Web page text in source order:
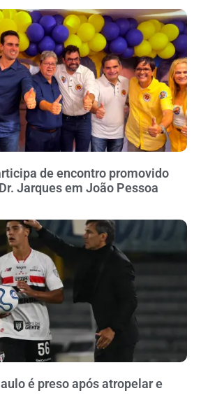
de encontro promovido
Jarques em João Pessoa
é preso após atropelar e